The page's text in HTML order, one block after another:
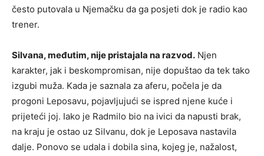
često putovala u Njemačku da ga posjeti dok je radio kao
trener.
Silvana, međutim, nije pristajala na razvod. Njen
karakter, jak i beskompromisan, nije dopuštao da tek tako
izgubi muža. Kada je saznala za aferu, počela je da
progoni Leposavu, pojavljujući se ispred njene kuće i
prijeteći joj. Iako je Radmilo bio na ivici da napusti brak,
na kraju je ostao uz Silvanu, dok je Leposava nastavila
dalje. Ponovo se udala i dobila sina, kojeg je, nažalost,